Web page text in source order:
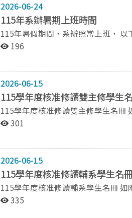
2026-06-24
115年系辦暑期上班時間
115年暑假期間，系辦照常上班， 以下5日為全校公同暑休，如欲洽公，請擇他日， 7月10日(五)、7月17日
(五)、7月24日(五)、 8月7日(五)及8
196
2026-06-15
115學年度核准修讀雙主修學生
301
2026-06-15
115學年度核准修讀輔系學生名
115學
335